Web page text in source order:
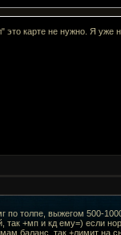
карте не нужно. Я уже
толпе, выжегом 500-
+мп и кд ему=) если
баланс, так +лимит на